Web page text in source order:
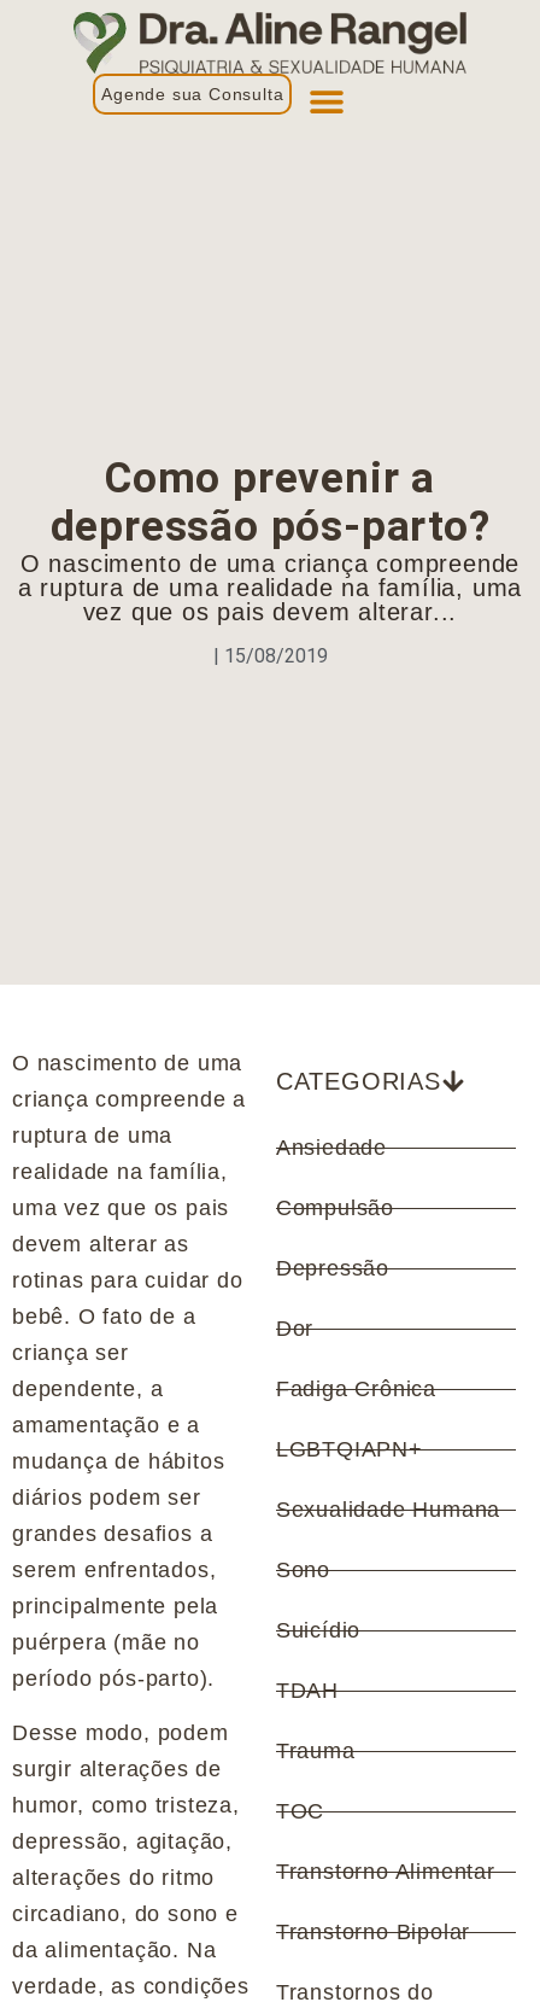
Agende sua Consulta
Como prevenir a
depressão pós-parto?
O nascimento de uma criança compreende
a ruptura de uma realidade na família, uma
vez que os pais devem alterar...
| 15/08/2019
O nascimento de uma
criança compreende a
ruptura de uma
realidade na família,
uma vez que os pais
devem alterar as
rotinas para cuidar do
bebê. O fato de a
criança ser
dependente, a
amamentação e a
mudança de hábitos
diários podem ser
grandes desafios a
serem enfrentados,
principalmente pela
puérpera (mãe no
período pós-parto).
Desse modo, podem
surgir alterações de
humor, como tristeza,
depressão, agitação,
alterações do ritmo
circadiano, do sono e
da alimentação. Na
verdade, as condições
CATEGORIAS
Ansiedade
Compulsão
Depressão
Dor
Fadiga Crônica
LGBTQIAPN+
Sexualidade Humana
Sono
Suicídio
TDAH
Trauma
TOC
Transtorno Alimentar
Transtorno Bipolar
Transtornos do